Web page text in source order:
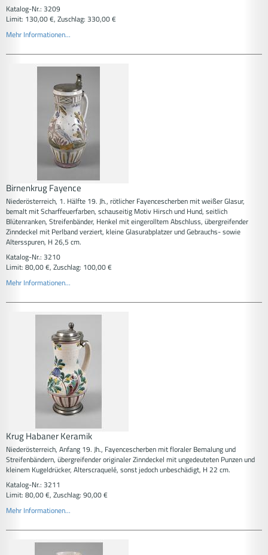
Katalog-Nr.: 3209
Limit: 130,00 €, Zuschlag: 330,00 €
Mehr Informationen...
Birnenkrug Fayence
Niederösterreich, 1. Hälfte 19. Jh., rötlicher Fayencescherben mit weißer Glasur,
bemalt mit Scharffeuerfarben, schauseitig Motiv Hirsch und Hund, seitlich
Blütenranken, Streifenbänder, Henkel mit eingerolltem Abschluss, übergreifender
Zinndeckel mit Perlband verziert, kleine Glasurabplatzer und Gebrauchs- sowie
Altersspuren, H 26,5 cm.
Katalog-Nr.: 3210
Limit: 80,00 €, Zuschlag: 100,00 €
Mehr Informationen...
Krug Habaner Keramik
Niederösterreich, Anfang 19. Jh., Fayencescherben mit floraler Bemalung und
Streifenbändern, übergreifender originaler Zinndeckel mit ungedeuteten Punzen und
kleinem Kugeldrücker, Alterscraquelé, sonst jedoch unbeschädigt, H 22 cm.
Katalog-Nr.: 3211
Limit: 80,00 €, Zuschlag: 90,00 €
Mehr Informationen...